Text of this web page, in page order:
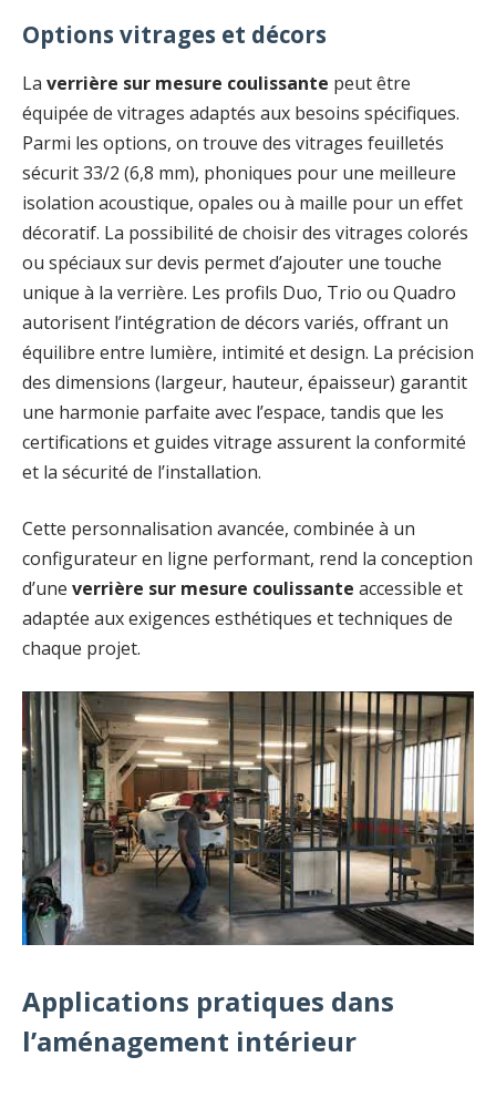
Options vitrages et décors
La verrière sur mesure coulissante peut être
équipée de vitrages adaptés aux besoins spécifiques.
Parmi les options, on trouve des vitrages feuilletés
sécurit 33/2 (6,8 mm), phoniques pour une meilleure
isolation acoustique, opales ou à maille pour un effet
décoratif. La possibilité de choisir des vitrages colorés
ou spéciaux sur devis permet d’ajouter une touche
unique à la verrière. Les profils Duo, Trio ou Quadro
autorisent l’intégration de décors variés, offrant un
équilibre entre lumière, intimité et design. La précision
des dimensions (largeur, hauteur, épaisseur) garantit
une harmonie parfaite avec l’espace, tandis que les
certifications et guides vitrage assurent la conformité
et la sécurité de l’installation.
Cette personnalisation avancée, combinée à un
configurateur en ligne performant, rend la conception
d’une verrière sur mesure coulissante accessible et
adaptée aux exigences esthétiques et techniques de
chaque projet.
Applications pratiques dans
l’aménagement intérieur